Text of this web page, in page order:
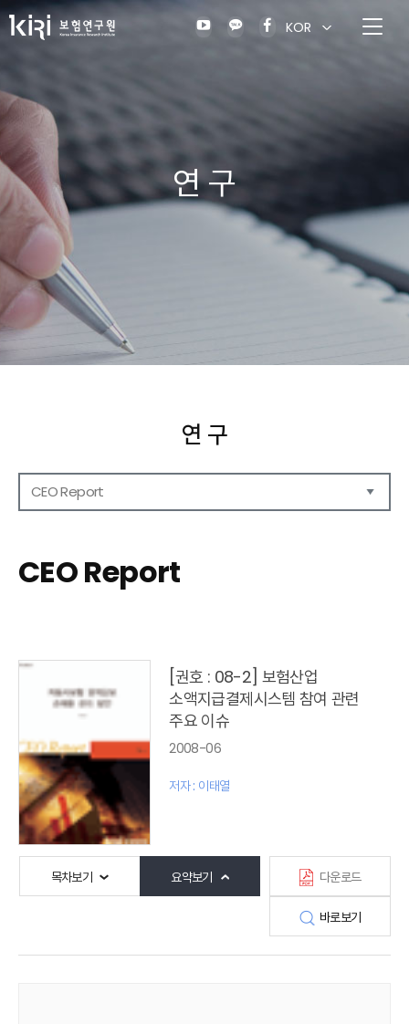
KOR
연 구
연 구
CEO Report
CEO Brief
영상자료
CEO Report
[권호 : 08-2] 보험산업
소액지급결제시스템 참여 관련
주요 이슈
2008-06
저자 : 이태열
목차보기 요약보기 다운로드
바로보기